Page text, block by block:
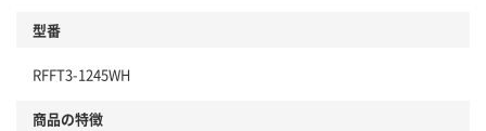
型番
RFFT3-1245WH
商品の特徴